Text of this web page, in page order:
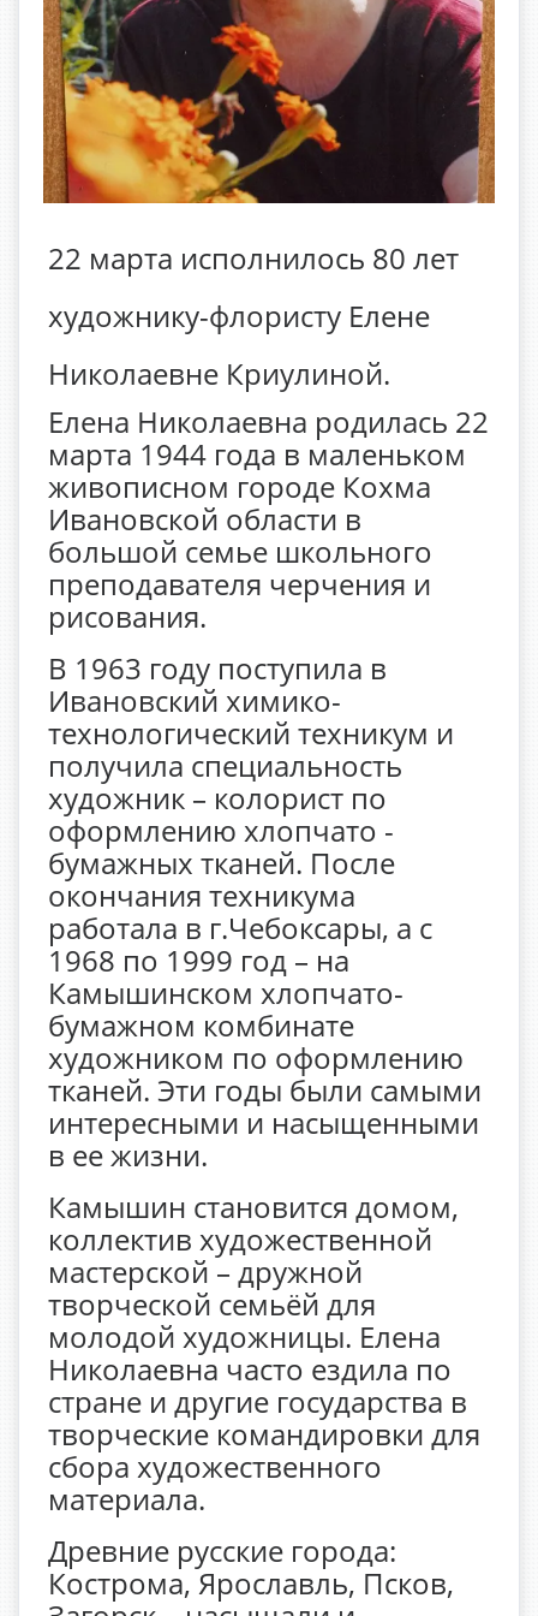
22 марта исполнилось 80 лет
художнику-флористу Елене
Николаевне Криулиной.
Елена Николаевна родилась 22
марта 1944 года в маленьком
живописном городе Кохма
Ивановской области в
большой семье школьного
преподавателя черчения и
рисования.
В 1963 году поступила в
Ивановский химико-
технологический техникум и
получила специальность
художник – колорист по
оформлению хлопчато -
бумажных тканей. После
окончания техникума
работала в г.Чебоксары, а с
1968 по 1999 год – на
Камышинском хлопчато-
бумажном комбинате
художником по оформлению
тканей. Эти годы были самыми
интересными и насыщенными
в ее жизни.
Камышин становится домом,
коллектив художественной
мастерской – дружной
творческой семьёй для
молодой художницы. Елена
Николаевна часто ездила по
стране и другие государства в
творческие командировки для
сбора художественного
материала.
Древние русские города:
Кострома, Ярославль, Псков,